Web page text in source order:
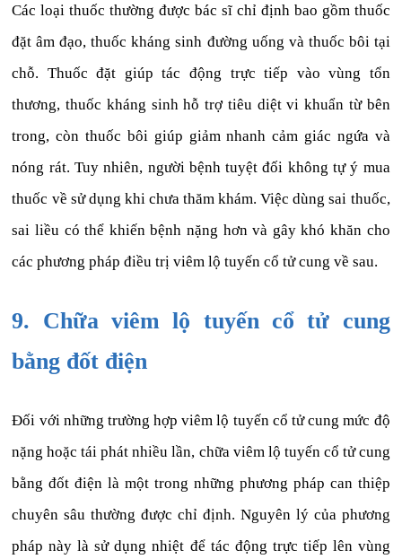
Các loại thuốc thường được bác sĩ chỉ định bao gồm thuốc
đặt âm đạo, thuốc kháng sinh đường uống và thuốc bôi tại
chỗ. Thuốc đặt giúp tác động trực tiếp vào vùng tổn
thương, thuốc kháng sinh hỗ trợ tiêu diệt vi khuẩn từ bên
trong, còn thuốc bôi giúp giảm nhanh cảm giác ngứa và
nóng rát. Tuy nhiên, người bệnh tuyệt đối không tự ý mua
thuốc về sử dụng khi chưa thăm khám. Việc dùng sai thuốc,
sai liều có thể khiến bệnh nặng hơn và gây khó khăn cho
các phương pháp điều trị viêm lộ tuyến cổ tử cung về sau.
9. Chữa viêm lộ tuyến cổ tử cung
bằng đốt điện
Đối với những trường hợp viêm lộ tuyến cổ tử cung mức độ
nặng hoặc tái phát nhiều lần, chữa viêm lộ tuyến cổ tử cung
bằng đốt điện là một trong những phương pháp can thiệp
chuyên sâu thường được chỉ định. Nguyên lý của phương
pháp này là sử dụng nhiệt để tác động trực tiếp lên vùng